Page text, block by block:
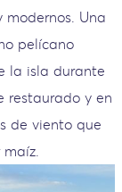
Una
pelícano
la isla durante
restaurado y en
de viento que